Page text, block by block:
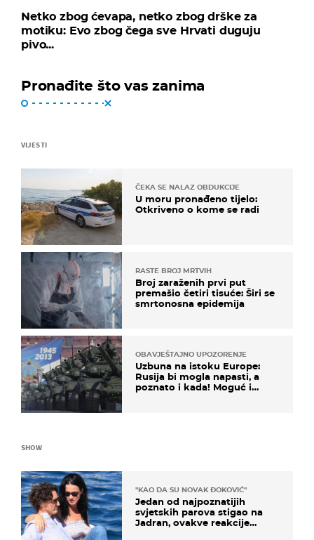
Netko zbog ćevapa, netko zbog drške za
motiku: Evo zbog čega sve Hrvati duguju
pivo...
Pronađite što vas zanima
VIJESTI
ČEKA SE NALAZ OBDUKCIJE
U moru pronađeno tijelo:
Otkriveno o kome se radi
RASTE BROJ MRTVIH
Broj zaraženih prvi put
premašio četiri tisuće: Širi se
smrtonosna epidemija
OBAVJEŠTAJNO UPOZORENJE
Uzbuna na istoku Europe:
Rusija bi mogla napasti, a
poznato i kada! Moguć i
SHOW
"KAO DA SU NOVAK ĐOKOVIĆ"
Jedan od najpoznatijih
svjetskih parova stigao na
Jadran, ovakve reakcije